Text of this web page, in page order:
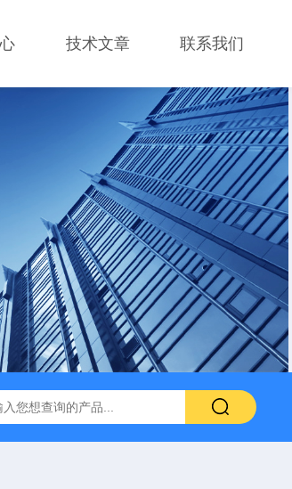
技术文章 联系我们
ITV2050-312L KNF气体隔膜泵